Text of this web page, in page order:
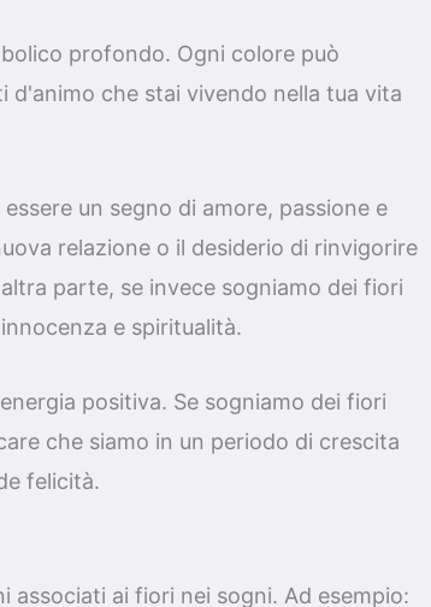
profondo. Ogni colore può
d'animo che stai vivendo nella tua vita
un segno di amore, passione e
relazione o il desiderio di rinvigorire
parte, se invece sogniamo dei fiori
e spiritualità.
positiva. Se sogniamo dei fiori
che siamo in un periodo di crescita
felicità.
associati ai fiori nei sogni. Ad esempio: